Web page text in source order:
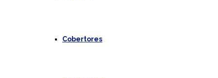
Cobertores